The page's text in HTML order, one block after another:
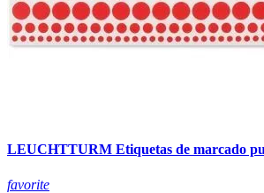
LEUCHTTURM Etiquetas de marcado
favorite